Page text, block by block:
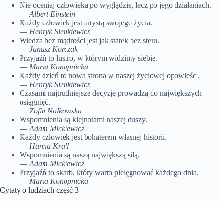
Nie oceniaj człowieka po wyglądzie, lecz po jego działaniach.
— Albert Einstein
Każdy człowiek jest artystą swojego życia.
— Henryk Sienkiewicz
Wiedza bez mądrości jest jak statek bez steru.
— Janusz Korczak
Przyjaźń to lustro, w którym widzimy siebie.
— Maria Konopnicka
Każdy dzień to nowa strona w naszej życiowej opowieści.
— Henryk Sienkiewicz
Czasami najtrudniejsze decyzje prowadzą do największych
osiągnięć.
— Zofia Nałkowska
Wspomnienia są klejnotami naszej duszy.
— Adam Mickiewicz
Każdy człowiek jest bohaterem własnej historii.
— Hanna Krall
Wspomnienia są naszą największą siłą.
— Adam Mickiewicz
Przyjaźń to skarb, który warto pielęgnować każdego dnia.
— Maria Konopnicka
Cytaty o ludziach część 3